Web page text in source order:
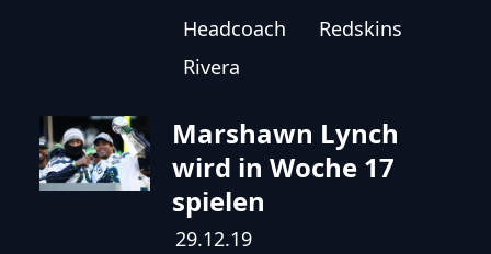
Headcoach
Redskins
Rivera
Marshawn Lynch
wird in Woche 17
spielen
29.12.19